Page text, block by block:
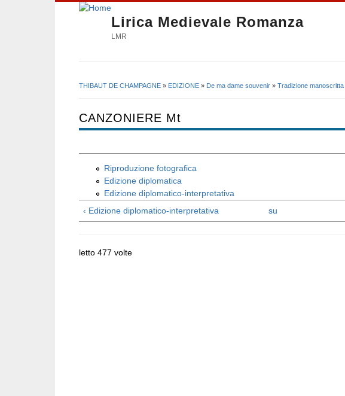
Lirica Medievale Romanza
LMR
THIBAUT DE CHAMPAGNE » EDIZIONE » De ma dame souvenir » Tradizione manoscritta
CANZONIERE Mt
Riproduzione fotografica
Edizione diplomatica
Edizione diplomatico-interpretativa
‹ Edizione diplomatico-interpretativa
su
letto 477 volte